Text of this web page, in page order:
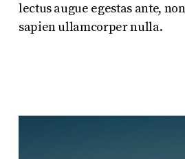
lectus augue egestas ante,
sapien ullamcorper nulla.